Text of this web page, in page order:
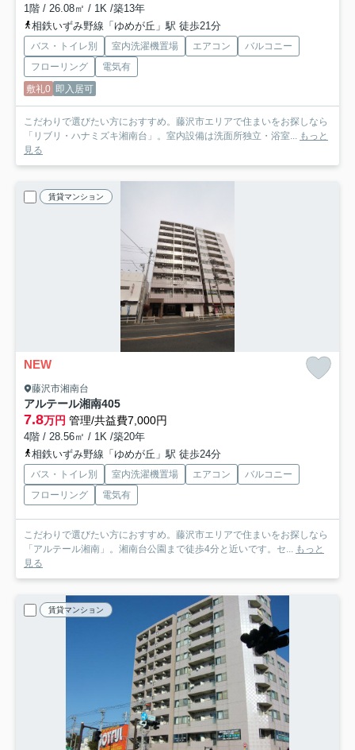
1階 / 26.08㎡ / 1K /築13年
相鉄いずみ野線「ゆめが丘」駅 徒歩21分
バス・トイレ別 室内洗濯機置場 エアコン
バルコニー
フローリング
電気有
敷礼0 即入居可
こだわりで選びたい方におすすめ。藤沢市エリアで住まいをお探しなら
「リブリ・ハナミズキ湘南台」。室内設備は洗面所独立・浴室... もっと
見る
賃貸マンション
NEW
藤沢市湘南台
アルテール湘南405
7.8万円 管理/共益費7,000円
4階 / 28.56㎡ / 1K /築20年
相鉄いずみ野線「ゆめが丘」駅 徒歩24分
バス・トイレ別 室内洗濯機置場 エアコン
バルコニー
フローリング
電気有
こだわりで選びたい方におすすめ。藤沢市エリアで住まいをお探しなら
「アルテール湘南」。湘南台公園まで徒歩4分と近いです。セ... もっと
見る
賃貸マンション